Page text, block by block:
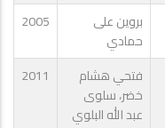
بروين على
حمادي
2005
فتحي هشام
خضر، سلوى
عبد الله البلوي
2011